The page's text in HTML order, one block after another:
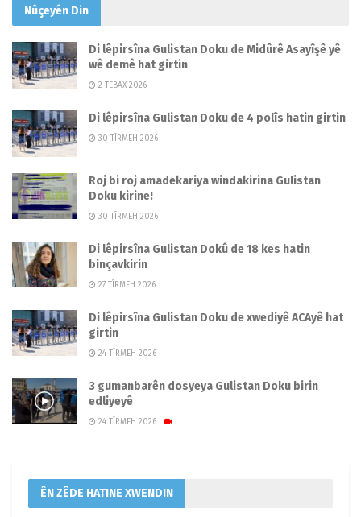
Nûçeyên Din
Di lêpirsîna Gulistan Doku de Midûrê Asayîşê yê
wê demê hat girtin
2 TEBAX 2026
Di lêpirsîna Gulistan Doku de 4 polîs hatin girtin
30 TÎRMEH 2026
Roj bi roj amadekariya windakirina Gulistan
Doku kirine!
30 TÎRMEH 2026
Di lêpirsîna Gulistan Dokû de 18 kes hatin
binçavkirin
27 TÎRMEH 2026
Di lêpirsîna Gulistan Doku de xwediyê ACAyê hat
girtin
24 TÎRMEH 2026
3 gumanbarên dosyeya Gulistan Doku birin
edliyeyê
24 TÎRMEH 2026
ÊN ZÊDE HATINE XWENDIN